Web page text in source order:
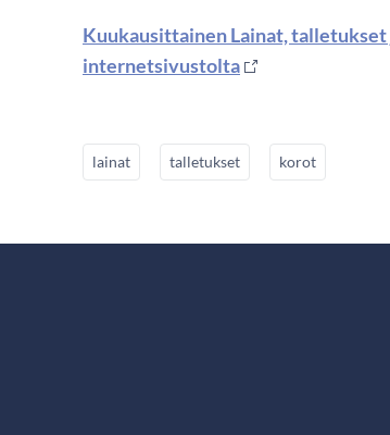
Kuukausittainen Lainat,
internetsivustolta
lainat talletukset korot